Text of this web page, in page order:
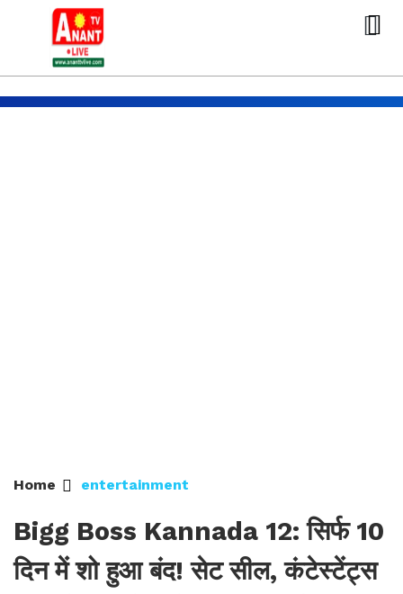
Home entertainment
Bigg Boss Kannada 12: सिर्फ 10
दिन में शो हुआ बंद! सेट सील, कंटेस्टेंट्स